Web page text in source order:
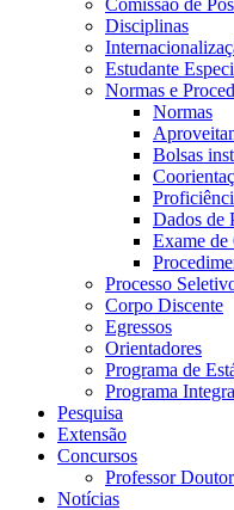
Comissão de
Disciplinas
Estudante
Normas e
Normas
Bolsas
Dados de
Exame
Processo
Corpo Discente
Egressos
Orientadores
Programa de
Programa
Pesquisa
Extensão
Concursos
Professor Doutor
Notícias